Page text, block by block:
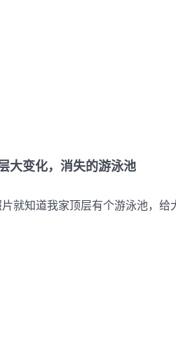
大变化，消失的游泳池
就知道我家顶层有个游泳池，给